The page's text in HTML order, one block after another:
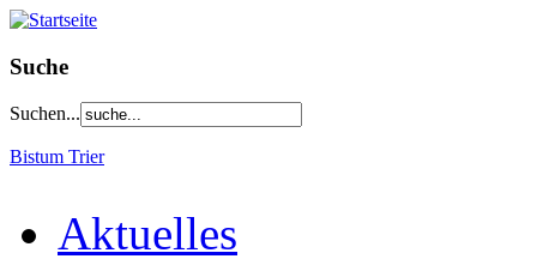
Suche
Suchen...
Bistum Trier
Aktuelles